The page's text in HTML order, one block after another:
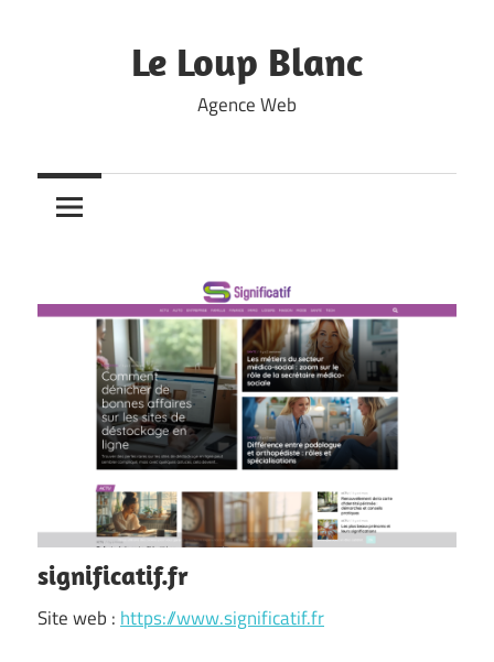
Le Loup Blanc
Agence Web
significatif.fr
Site web : https://www.significatif.fr